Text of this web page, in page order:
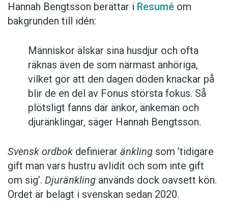
Hannah Bengtsson berättar i Resumé om
bakgrunden till idén:
Människor älskar sina husdjur och ofta
räknas även de som närmast anhöriga,
vilket gör att den dagen döden knackar på
blir de en del av Fonus största fokus. Så
plötsligt fanns där änkor, änkemän och
djuränklingar, säger Hannah Bengtsson.
Svensk ordbok definierar änkling som ’tidigare
gift man vars hustru av­lidit och som inte gift
om sig’. Djuränkling används dock oavsett kön.
Ordet är belagt i svenskan sedan 2020.